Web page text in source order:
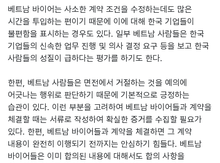
베트남 바이어는 사소한 계약 조건을 수정하는데도 많은
시간을 투입하는 편이기 때문에 이에 대해 한국 기업들이
불편함을 표시하는 경우도 있다. 일부 베트남 사람들은 한국
기업들의 신속한 업무 진행 및 의사 결정 요구 등을 보고 한국
사람들의 성질이 급하다는 평가를 하기도 한다.
한편, 베트남 사람들은 면전에서 거절하는 것을 예의에
어긋나는 행위로 판단하기 때문에 기본적으로 긍정하는
습관이 있다. 이런 부분을 고려하여 베트남 바이어들과 계약을
체결할 때는 서류로 작성하여 확실한 증거를 수집할 필요가
있다. 한편, 베트남 바이어들과 계약을 체결하면 그 계약
내용이 완전히 이행되기 전까지는 안심하기 힘들다. 베트남
바이어들은 이미 합의된 내용에 대해서도 합의 사항을